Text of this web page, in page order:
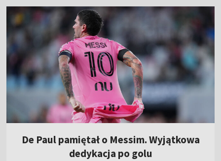
De Paul pamiętał o Messim. Wyjątkowa
dedykacja po golu